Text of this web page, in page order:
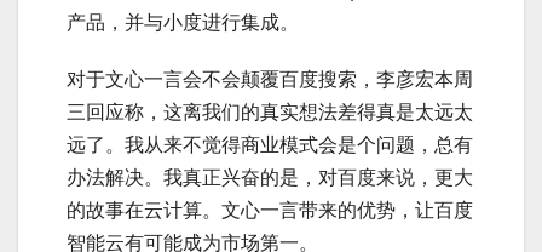
产品，并与小度进行集成。
对于文心一言会不会颠覆百度搜索，李彦宏本周
三回应称，这离我们的真实想法差得真是太远太
远了。我从来不觉得商业模式会是个问题，总有
办法解决。我真正兴奋的是，对百度来说，更大
的故事在云计算。文心一言带来的优势，让百度
智能云有可能成为市场第一。